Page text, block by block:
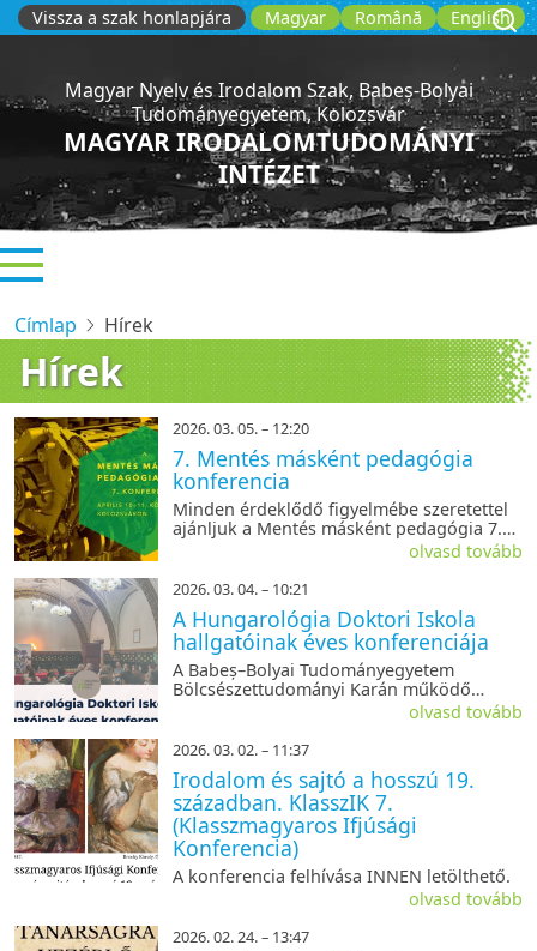
Ugrás
a
Magyar Română English
Vissza a szak honlapjára
Magyar Nyelv és Irodalom Szak, Babeș-Bolyai
Tudományegyetem, Kolozsvár
MAGYAR IRODALOMTUDOMÁNYI
INTÉZET
Címlap Hírek
Hírek
2026. 03. 05. – 12:20
7. Mentés másként pedagógia
konferencia
Minden érdeklődő figyelmébe szeretettel
ajánljuk a Mentés másként pedagógia 7.
konferenciáját. Még néhány napig egy kis
konferncia megvalósulásához.
olvasd tovább
2026. 03. 04. – 10:21
A Hungarológia Doktori Iskola
hallgatóinak éves konferenciája
A Babeș–Bolyai Tudományegyetem
Bölcsészettudományi Karán működő
Hungarológia Doktori Iskola a korábbi
doktoranduszai szakmai konferenciáját.
olvasd tovább
2026. 03. 02. – 11:37
Irodalom és sajtó a hosszú 19.
században. KlasszIK 7.
(Klasszmagyaros Ifjúsági
Konferencia)
A konferencia felhívása INNEN letölthető.
olvasd tovább
2026. 02. 24. – 13:47